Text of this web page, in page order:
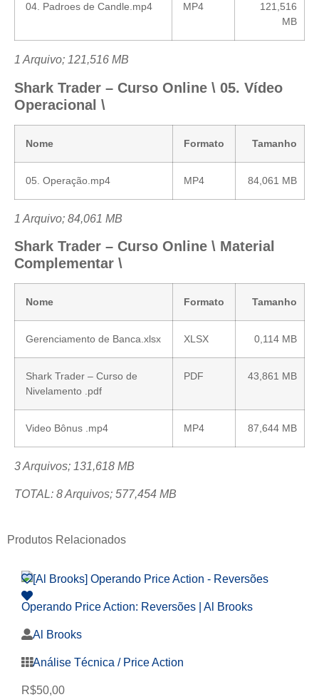
04. Padroes de Candle.mp4 MP4
121,516
MB
1 Arquivo; 121,516 MB
Shark Trader – Curso Online \ 05. Vídeo
Operacional \
Nome Formato Tamanho
05. Operação.mp4 MP4 84,061 MB
1 Arquivo; 84,061 MB
Shark Trader – Curso Online \ Material
Complementar \
Nome Formato Tamanho
Gerenciamento de Banca.xlsx XLSX 0,114 MB
Shark Trader – Curso de
Nivelamento .pdf
PDF 43,861 MB
Video Bônus .mp4 MP4 87,644 MB
3 Arquivos; 131,618 MB
TOTAL: 8 Arquivos; 577,454 MB
Produtos Relacionados
Operando Price Action: Reversões | Al Brooks
Al Brooks
Análise Técnica / Price Action
R$50,00